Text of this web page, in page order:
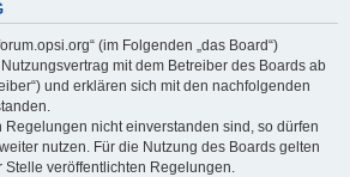
(im Folgenden „das Board“)
mit dem Betreiber des Boards ab
und erklären sich mit den nachfolgenden
Regelungen nicht einverstanden sind, so dürfen
nutzen. Für die Nutzung des Boards gelten
veröffentlichten Regelungen.